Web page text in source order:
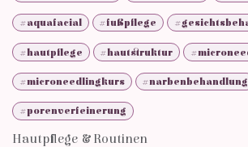
#aquafacial #fußpflege
#hautpflege #hautstruktur
#microneedlingkurs #narbenbehandlung
#porenverfeinerung
Hautpflege & Routinen